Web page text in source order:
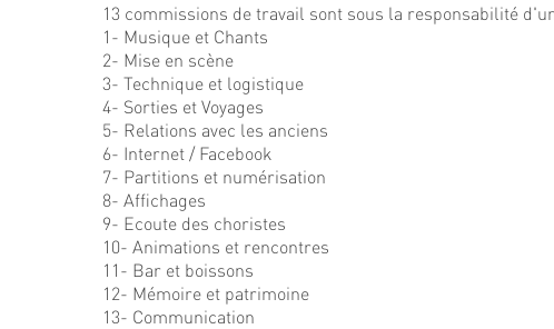
13 commissions de travail sont sous la responsabilité
1- Musique et Chants
2- Mise en scène
3- Technique et logistique
4- Sorties et Voyages
5- Relations avec les anciens
6- Internet / Facebook
7- Partitions et numérisation
8- Affichages
9- Ecoute des choristes
10- Animations et rencontres
11- Bar et boissons
12- Mémoire et patrimoine
13- Communication